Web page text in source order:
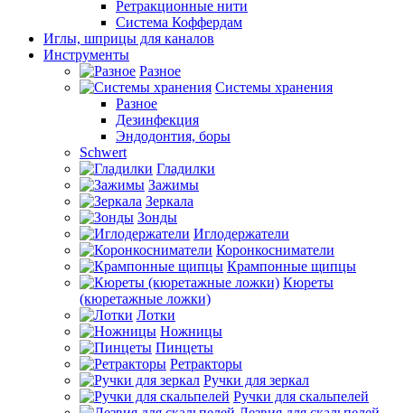
Ретракционные нити
Система Коффердам
Иглы, шприцы для каналов
Инструменты
Разное
Системы хранения
Разное
Дезинфекция
Эндодонтия, боры
Schwert
Гладилки
Зажимы
Зеркала
Зонды
Иглодержатели
Коронкосниматели
Крампонные щипцы
Кюреты
(кюретажные ложки)
Лотки
Ножницы
Пинцеты
Ретракторы
Ручки для зеркал
Ручки для скальпелей